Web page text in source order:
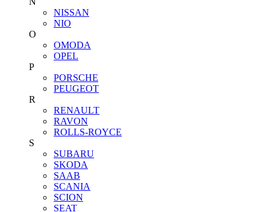
NISSAN
NIO
O
OMODA
OPEL
P
PORSCHE
PEUGEOT
R
RENAULT
RAVON
ROLLS-ROYCE
S
SUBARU
SKODA
SAAB
SCANIA
SCION
SEAT